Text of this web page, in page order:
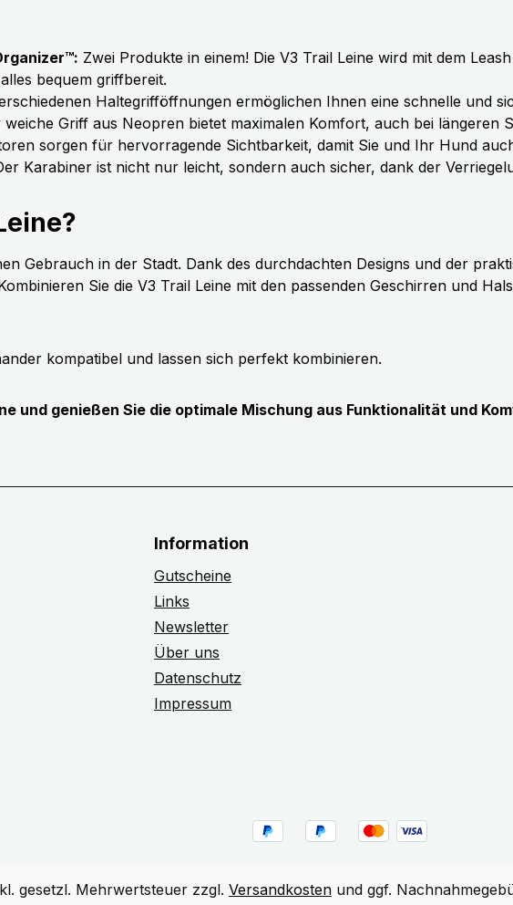
Zwei Produkte in einem! Die V3 Trail Leine wird mit dem
bequem griffbereit.
Haltegrifföffnungen ermöglichen Ihnen eine schnelle und
weiche Griff aus Neopren bietet maximalen Komfort, auch bei längeren
sorgen für hervorragende Sichtbarkeit, damit Sie und Ihr Hund
Karabiner ist nicht nur leicht, sondern auch sicher, dank der
Gebrauch in der Stadt. Dank des durchdachten Designs und der
Sie die V3 Trail Leine mit den passenden Geschirren und
kompatibel und lassen sich perfekt kombinieren.
und genießen Sie die optimale Mischung aus Funktionalität und
Information
Gutscheine
Links
Newsletter
Über uns
Datenschutz
Impressum
gesetzl. Mehrwertsteuer zzgl. Versandkosten und ggf.